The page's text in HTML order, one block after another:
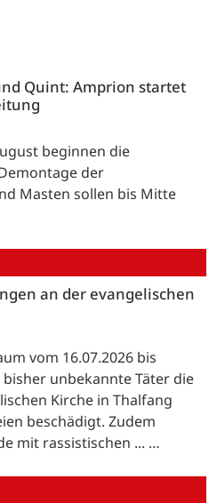
Quint: Amprion startet
beginnen die
der
Masten sollen bis Mitte
an der evangelischen
vom 16.07.2026 bis
unbekannte Täter die
Kirche in Thalfang
beschädigt. Zudem
mit rassistischen ... …